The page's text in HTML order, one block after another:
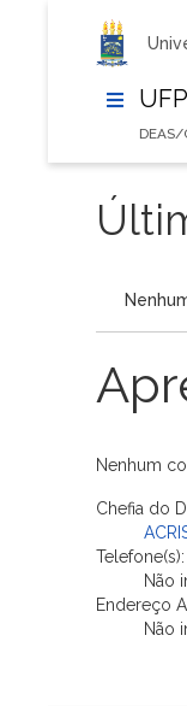
DEAS/
Nenhum
Chefia do
Telefone(s):
Não
Endereço
Não